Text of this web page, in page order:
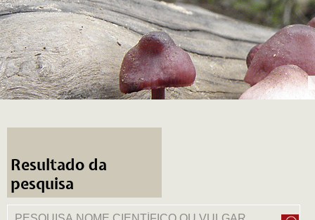
Resultado da
pesquisa